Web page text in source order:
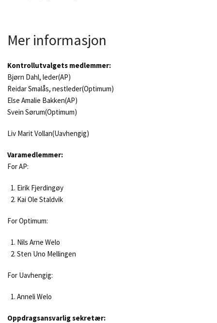
Mer informasjon
Kontrollutvalgets medlemmer:
Bjørn Dahl, leder(AP)
Reidar Smalås, nestleder(Optimum)
Else Amalie Bakken(AP)
Svein Sørum(Optimum)
Liv Marit Vollan(Uavhengig)
Varamedlemmer:
For AP:
Eirik Fjerdingøy
Kai Ole Staldvik
For Optimum:
Nils Arne Welo
Sten Uno Mellingen
For Uavhengig:
Anneli Welo
Oppdragsansvarlig sekretær: